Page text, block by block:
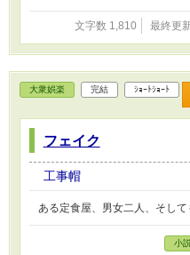
文字数 1,810 最終更
大衆娯楽 完結 ｼｮｰﾄｼｮｰﾄ
フェイク
工事帽
ある定食屋、男女二人、そして
小